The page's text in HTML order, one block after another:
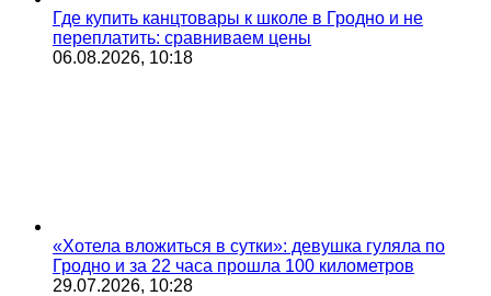
Где купить канцтовары к школе в Гродно и не
переплатить: сравниваем цены
06.08.2026, 10:18
«Хотела вложиться в сутки»: девушка гуляла по
Гродно и за 22 часа прошла 100 километров
29.07.2026, 10:28